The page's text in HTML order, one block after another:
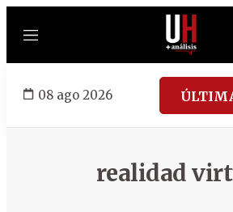
Menú
08 ago 2026
realidad